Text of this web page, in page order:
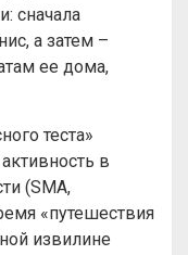
сначала
а затем –
ее дома,
теста»
в
(SMA,
«путешествия
извилине